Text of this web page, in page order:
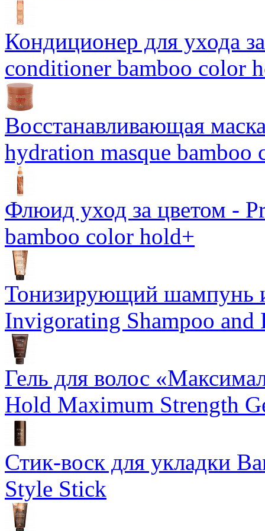
Кондиционер для ухода
conditioner bamboo color
Восстанавливающая
hydration masque bamboo
Флюид уход за цветом -
bamboo color hold+
Тонизирующий шампунь
Invigorating Shampoo and
Гель для волос
Hold Maximum Strength
Стик-воск для укладки
Style Stick